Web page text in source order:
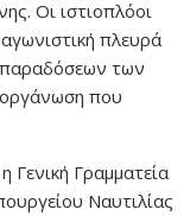
Οι ιστιοπλόοι
πλευρά
παραδόσεων των
που
Γραμματεία
Ναυτιλίας